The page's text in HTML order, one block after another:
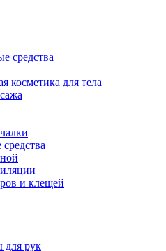
средства
косметика для тела
и клещей
для рук